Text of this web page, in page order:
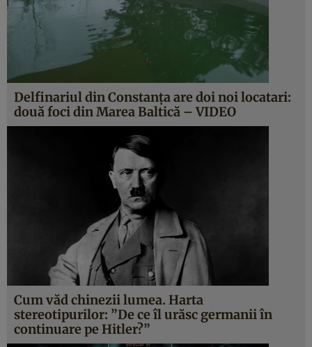
Delfinariul din Constanţa are doi noi locatari:
două foci din Marea Baltică – VIDEO
Cum văd chinezii lumea. Harta
stereotipurilor: ”De ce îl urăsc germanii în
continuare pe Hitler?”